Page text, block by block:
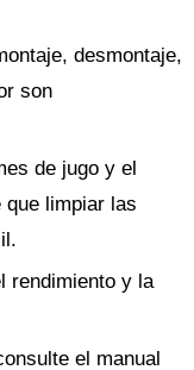
desmontaje,
son
de jugo y el
limpiar las
rendimiento y la
el manual